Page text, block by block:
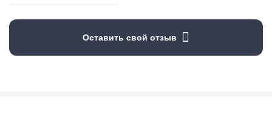
Оставить свой отзыв